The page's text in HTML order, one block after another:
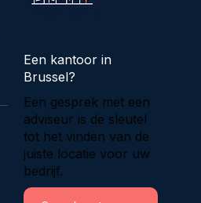
Een kantoor in
Brussel?
Een gesprek met een
adviseur is de sleutel
tot het vinden van de
juiste locatie voor uw
bedrijf.